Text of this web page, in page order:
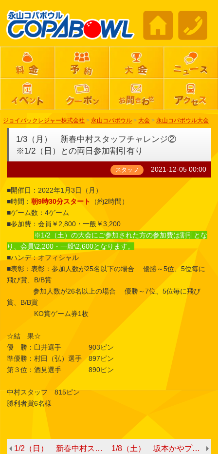
ジョイパックレジャー株式会社 > 永山コパボウル > 大会 > 永山コパボウル大会
1/3（月） 新春中村スタッフチャレンジ②
※1/2（日）との両日参加割引有り
スタッフ 2021-12-05 00:00
■開催日：2022年1月3日（月）
■時間： 朝9時30分スタート
（約2時間）
■ゲーム数：4ゲーム
■参加費：会員￥2,800・一般￥3,200
※1/2（土）の大会にご参加された方の参加費は割引とな
り、会員\2,200・一般\2,600となります。
■ハンデ：オフィシャル
■表彰：表彰：参加人数が25名以下の場合 優勝～5位、5位毎に
飛び賞、B/B賞
参加人数が26名以上の場合 優勝～7位、5位毎に飛び
賞、B/B賞
KO賞ゲーム券1枚
☆結 果☆
優 勝：臼井選手 903ピン
準優勝：村田（弘）選手 897ピン
第３位：酒見選手 890ピン
中村スタッフ 815ピン
勝利者賞6名様
1/2（日） 新春中村スタッフチャレンジ① ※1/3（日）との両日参加割引あり 1/8（土） 坂本かやプロチャレンジ